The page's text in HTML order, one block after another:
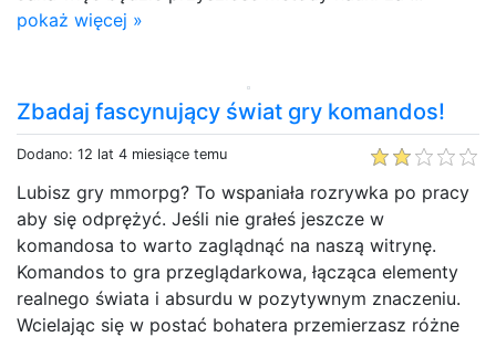
pokaż więcej »
Zbadaj fascynujący świat gry komandos!
Dodano: 12 lat 4 miesiące temu
Lubisz gry mmorpg? To wspaniała rozrywka po pracy
aby się odprężyć. Jeśli nie grałeś jeszcze w
komandosa to warto zaglądnąć na naszą witrynę.
Komandos to gra przeglądarkowa, łącząca elementy
realnego świata i absurdu w pozytywnym znaczeniu.
Wcielając się w postać bohatera przemierzasz różne